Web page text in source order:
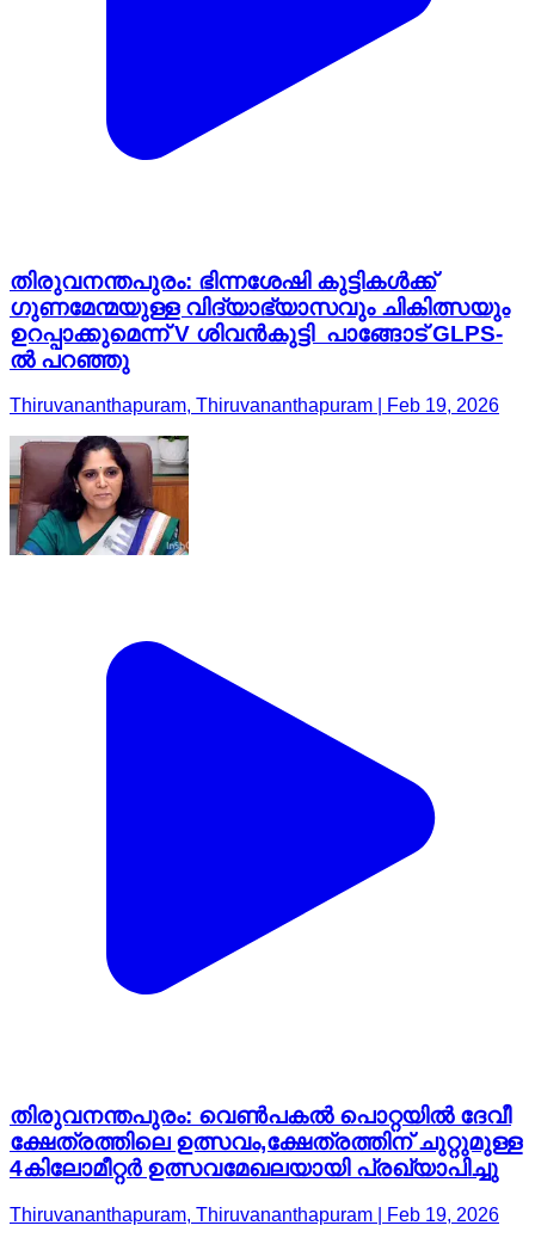
തിരുവനന്തപുരം: ഭിന്നശേഷി കുട്ടികൾക്ക്
ഗുണമേന്മയുള്ള വിദ്യാഭ്യാസവും ചികിത്സയും
ഉറപ്പാക്കുമെന്ന് V ശിവൻകുട്ടി പാങ്ങോട് GLPS-
ൽ പറഞ്ഞു
Thiruvananthapuram, Thiruvananthapuram | Feb 19, 2026
തിരുവനന്തപുരം: വെണ്‍പകല്‍ പൊറ്റയില്‍ ദേവീ
ക്ഷേത്രത്തിലെ ഉത്സവം,ക്ഷേത്രത്തിന് ചുറ്റുമുള്ള
4കിലോമീറ്റര്‍ ഉത്സവമേഖലയായി പ്രഖ്യാപിച്ചു
Thiruvananthapuram, Thiruvananthapuram | Feb 19, 2026